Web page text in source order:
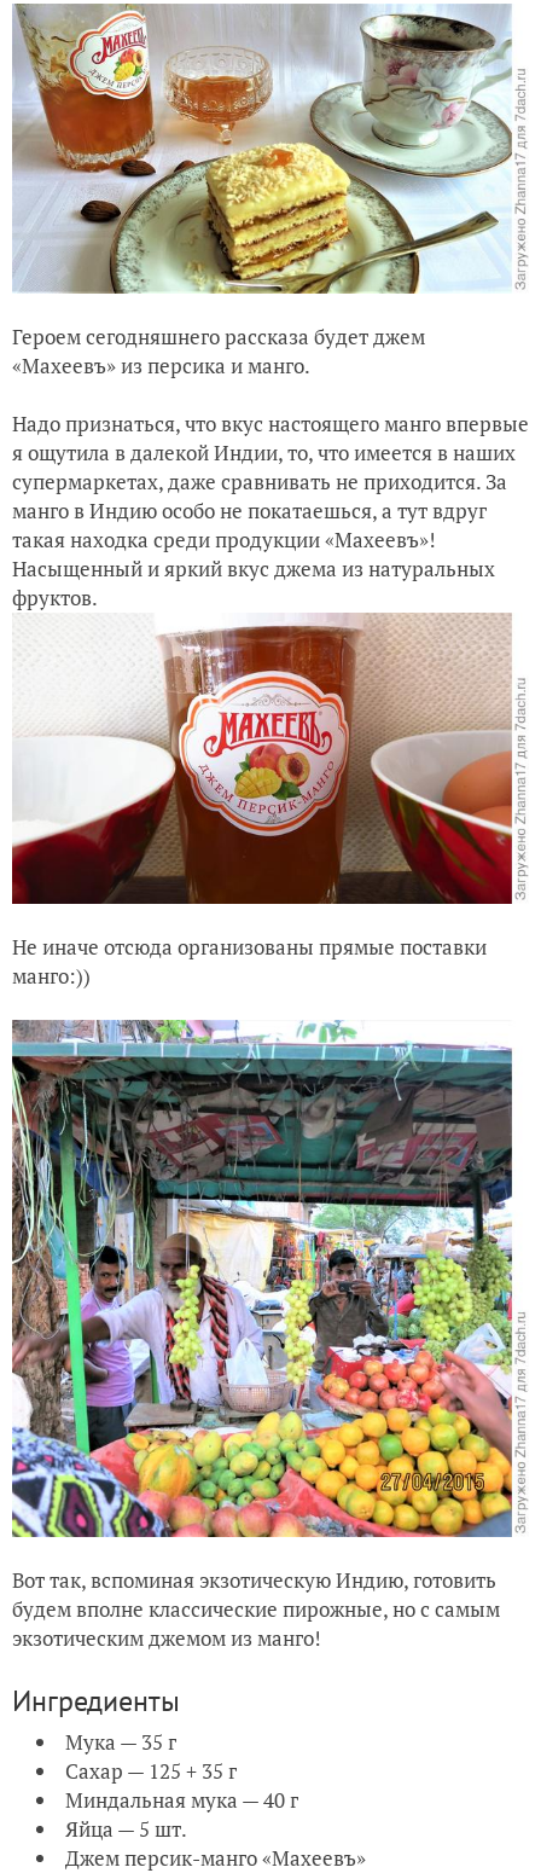
Героем сегодняшнего рассказа будет джем
«Махеевъ» из персика и манго.
Надо признаться, что вкус настоящего манго впервые
я ощутила в далекой Индии, то, что имеется в наших
супермаркетах, даже сравнивать не приходится. За
манго в Индию особо не покатаешься, а тут вдруг
такая находка среди продукции «Махеевъ»!
Насыщенный и яркий вкус джема из натуральных
фруктов.
Не иначе отсюда организованы прямые поставки
манго:))
Вот так, вспоминая экзотическую Индию, готовить
будем вполне классические пирожные, но с самым
экзотическим джемом из манго!
Ингредиенты
Мука — 35 г
Сахар — 125 + 35 г
Миндальная мука — 40 г
Яйца — 5 шт.
Джем персик-манго «Махеевъ»